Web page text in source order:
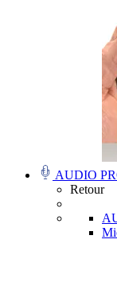
AUDIO
Retour